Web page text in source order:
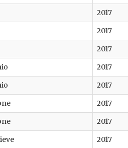
2017
2017
2017
2017
2017
2017
2017
2017